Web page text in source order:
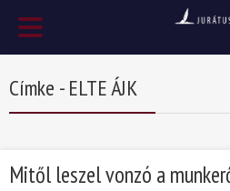
Címke - ELTE ÁJK
Mitől leszel vonzó a